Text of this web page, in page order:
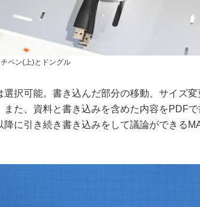
ペン(上)とドングル
選択可能。書き込んだ部分の移動、サイズ
また、資料と書き込みを含めた内容をPDF
降に引き続き書き込みをして議論ができる